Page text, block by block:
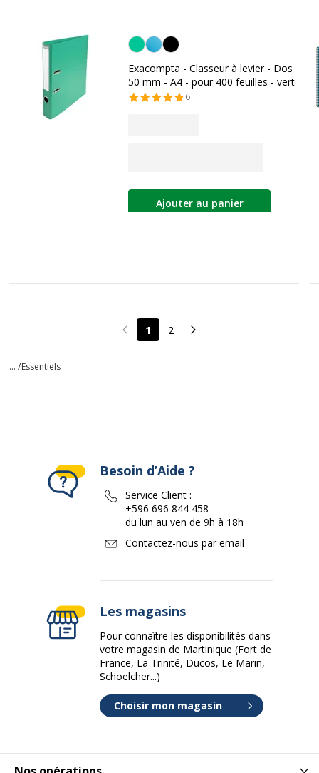
Vert
Exacompta - Classeur à levier - Dos
50 mm - A4 - pour 400 feuilles - vert
6
Ajouter au panier
Page précédente
1 2 Page suivante
... /Essentiels
Besoin d’Aide ?
Service Client :
+596 696 844 458
du lun au ven de 9h à 18h
Contactez-nous par email
Les magasins
Pour connaître les disponibilités dans
votre magasin de Martinique (Fort de
France, La Trinité, Ducos, Le Marin,
Schoelcher...)
Choisir mon magasin